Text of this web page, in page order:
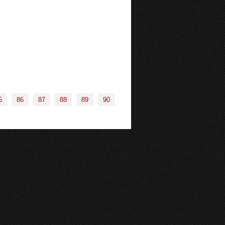
86 87 88 89
90